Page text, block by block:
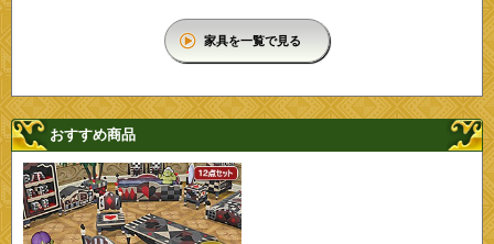
家具を一覧で見る
おすすめ商品